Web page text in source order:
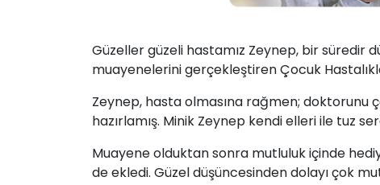
Güzeller güzeli hastamız Zeynep, bir
muayenelerini gerçekleştiren Çocuk
Zeynep, hasta olmasına rağmen; doktorunu
hazırlamış. Minik Zeynep kendi elleri ile tuz
Muayene olduktan sonra mutluluk içinde
de ekledi. Güzel düşüncesinden dolayı çok